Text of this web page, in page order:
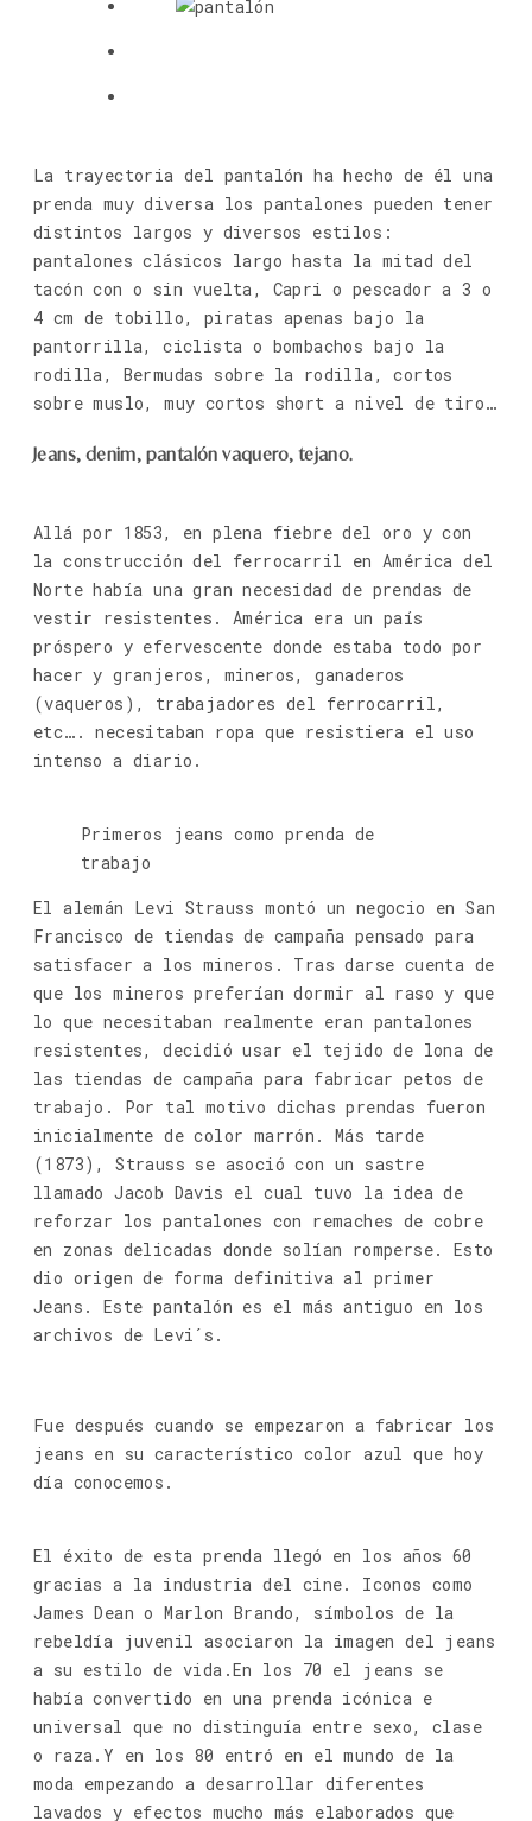
La trayectoria del pantalón ha hecho de él una
prenda muy diversa los pantalones pueden tener
distintos largos y diversos estilos:
pantalones clásicos largo hasta la mitad del
tacón con o sin vuelta, Capri o pescador a 3 o
4 cm de tobillo, piratas apenas bajo la
pantorrilla, ciclista o bombachos bajo la
rodilla, Bermudas sobre la rodilla, cortos
sobre muslo, muy cortos short a nivel de tiro…
Jeans, denim, pantalón vaquero, tejano.
Allá por 1853, en plena fiebre del oro y con
la construcción del ferrocarril en América del
Norte había una gran necesidad de prendas de
vestir resistentes. América era un país
próspero y efervescente donde estaba todo por
hacer y granjeros, mineros, ganaderos
(vaqueros), trabajadores del ferrocarril,
etc…. necesitaban ropa que resistiera el uso
intenso a diario.
Primeros jeans como prenda de
trabajo
El alemán Levi Strauss montó un negocio en San
Francisco de tiendas de campaña pensado para
satisfacer a los mineros. Tras darse cuenta de
que los mineros preferían dormir al raso y que
lo que necesitaban realmente eran pantalones
resistentes, decidió usar el tejido de lona de
las tiendas de campaña para fabricar petos de
trabajo. Por tal motivo dichas prendas fueron
inicialmente de color marrón. Más tarde
(1873), Strauss se asoció con un sastre
llamado Jacob Davis el cual tuvo la idea de
reforzar los pantalones con remaches de cobre
en zonas delicadas donde solían romperse. Esto
dio origen de forma definitiva al primer
Jeans. Este pantalón es el más antiguo en los
archivos de Levi´s.
Fue después cuando se empezaron a fabricar los
jeans en su característico color azul que hoy
día conocemos.
El éxito de esta prenda llegó en los años 60
gracias a la industria del cine. Iconos como
James Dean o Marlon Brando, símbolos de la
rebeldía juvenil asociaron la imagen del jeans
a su estilo de vida.En los 70 el jeans se
había convertido en una prenda icónica e
universal que no distinguía entre sexo, clase
o raza.Y en los 80 entró en el mundo de la
moda empezando a desarrollar diferentes
lavados y efectos mucho más elaborados que